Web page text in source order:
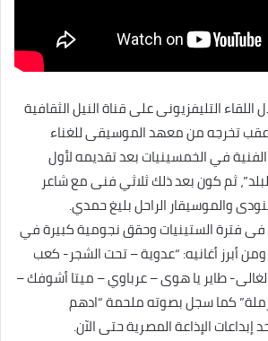
التليفزيونى على قناة النيل الثقافية
تخرجه من معهد الموسيقى للغناء
في الخمسينيات بعد تقديمه لأول
ثم كون بعد ذلك ثلاثي فنى مع شاعر
والموسيقار الراحل بليغ حمدي.
فترة الستينيات وحقق نجومية كبيرة في
أبرز أغانيه: “عدوية – تحت الشجر- كعب
طاير يا هوى – عرباوي – ميتا أشوفك –
كما سجل بصوته ملحمة “ادهم
إبداعات الإذاعة المصرية حتى الآن.